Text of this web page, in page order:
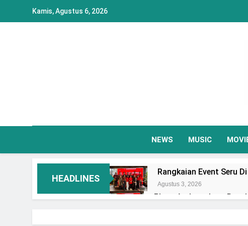
Kamis, Agustus 6, 2026
NEWS MUSIC
HEADLINES
Rangkaian Event Seru
Agustus 3, 2026
Plaza Ambarrukmo